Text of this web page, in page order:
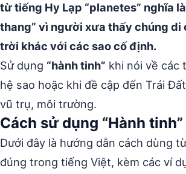
từ tiếng Hy Lạp “planetes” nghĩa
thang” vì người xưa thấy chúng di
trời khác với các sao cố định.
Sử dụng “hành tinh” khi nói về các
hệ sao hoặc khi đề cập đến Trái
vũ trụ, môi trường.
Cách sử dụng “Hành tinh”
Dưới đây là hướng dẫn cách dùng
đúng trong tiếng Việt, kèm các ví